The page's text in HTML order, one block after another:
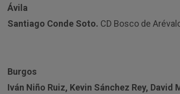
Ávila
Santiago Conde Soto. CD Bosco de
Burgos
Iván Niño Ruiz, Kevin Sánchez Rey, David